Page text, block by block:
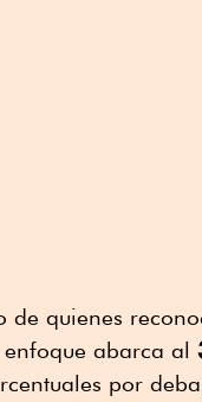
de quienes
abarca al
por